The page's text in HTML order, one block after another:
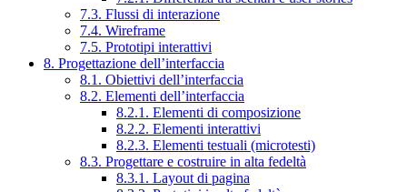
7.3. Flussi di interazione
7.4. Wireframe
7.5. Prototipi interattivi
8. Progettazione dell’interfaccia
8.1. Obiettivi dell’interfaccia
8.2. Elementi dell’interfaccia
8.2.1. Elementi di composizione
8.2.2. Elementi interattivi
8.2.3. Elementi testuali (microtesti)
8.3. Progettare e costruire in alta fedeltà
8.3.1. Layout di pagina